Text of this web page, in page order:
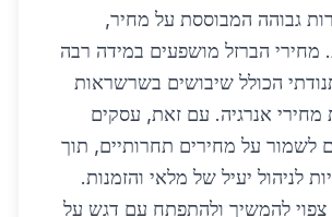
גבוהה המבוססת על מחיר,
מחירי הברזל מושפעים במידה רבה
הכולל שיבושים בשרשראות
מחירי אנרגיה. עם זאת, עסקים
לשמור על מחירים תחרותיים, תוך
לניהול יעיל של מלאי והזמנות.
צפוי להמשיך ולהתפתח עם דגש על